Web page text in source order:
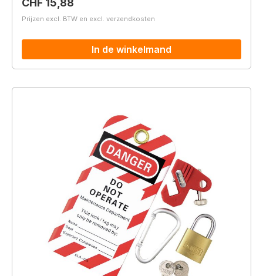
CHF 15,88
Prijzen excl. BTW en excl. verzendkosten
In de winkelmand